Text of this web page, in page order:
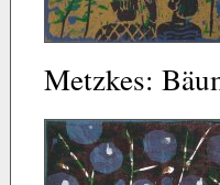
Metzkes: